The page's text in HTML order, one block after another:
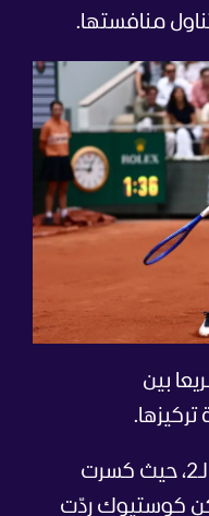
منافستها.
بين
وعادت بقوة في المجموعة الـ2، حيث كسرت
مبكرا وتقدمت 1-0، لكن كوستيوك ردّت